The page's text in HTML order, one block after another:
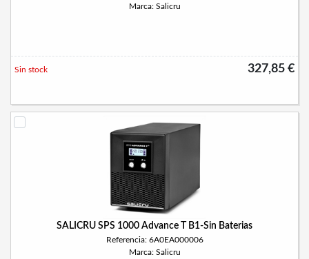
Marca: Salicru
327,85 €
Sin stock
SALICRU SPS 1000 Advance T B1-Sin Baterias
Referencia: 6A0EA000006
Marca: Salicru